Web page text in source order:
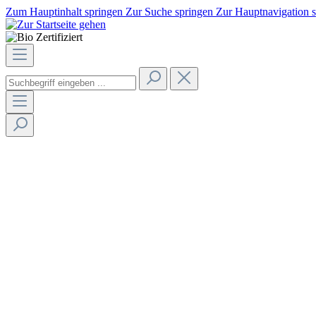
Zum Hauptinhalt springen Zur Suche springen Zur Hauptnavigation